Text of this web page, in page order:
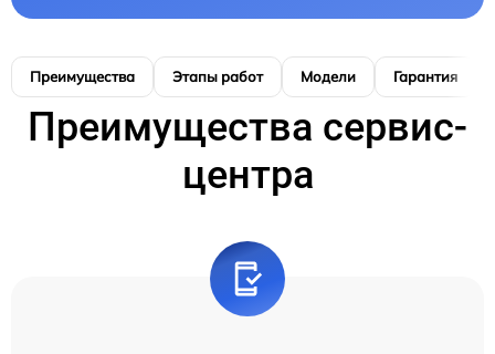
Преимущества Этапы работ Модели Гарантия
Преимущества сервис-
центра